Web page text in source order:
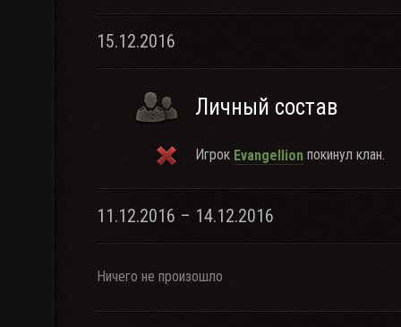
15.12.2016
Личный состав
Игрок Evangellion покинул клан.
11.12.2016 – 14.12.2016
Ничего не произошло